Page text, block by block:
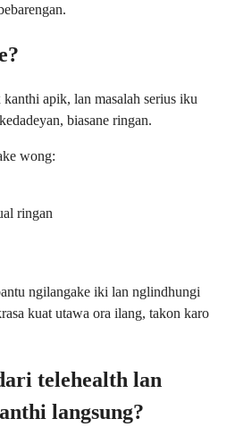
apik, lan masalah serius iku
biasane ringan.
wong:
ringan
ngilangake iki lan nglindhungi
kuat utawa ora ilang, takon karo
telehealth lan
langsung?